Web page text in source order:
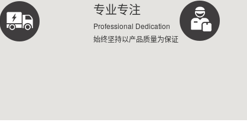
专业专注
Professional Dedication
始终坚持以产品质量为保证